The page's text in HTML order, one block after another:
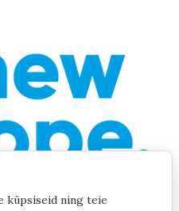
küpsiseid ning teie